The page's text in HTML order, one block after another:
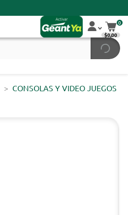
0
$0,00
CONSOLAS Y VIDEO JUEGOS